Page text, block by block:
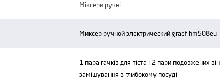
міксери ручні
миксер ручной электрический graef hm508eu
1 пара гачків для тіста і 2 пари подовжених віночків для збивання і
замішування в глибокому посуді